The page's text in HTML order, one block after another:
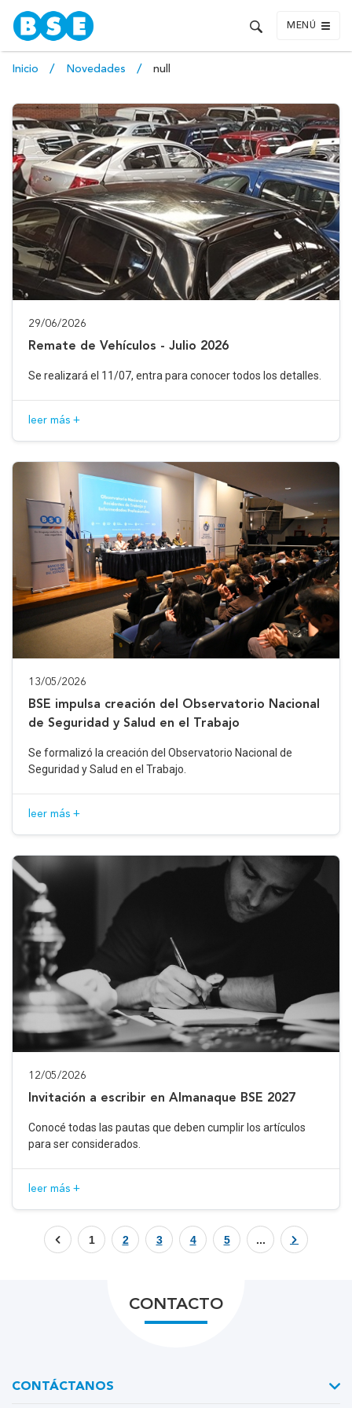
MENÚ
Inicio Novedades null
29/06/2026
Remate de Vehículos - Julio 2026
Se realizará el 11/07, entra para conocer todos los detalles.
leer más +
13/05/2026
BSE impulsa creación del Observatorio Nacional
de Seguridad y Salud en el Trabajo
Se formalizó la creación del Observatorio Nacional de
Seguridad y Salud en el Trabajo.
leer más +
12/05/2026
Invitación a escribir en Almanaque BSE 2027
Conocé todas las pautas que deben cumplir los artículos
para ser considerados.
leer más +
1 2 3 4 5 ...
CONTACTO
CONTÁCTANOS